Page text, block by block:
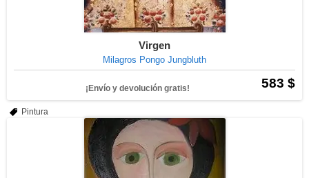
Virgen
Milagros Pongo Jungbluth
583 $
¡Envío y devolución gratis!
Pintura